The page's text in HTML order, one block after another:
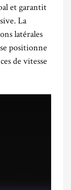
et garantit
La
latérales
positionne
de vitesse